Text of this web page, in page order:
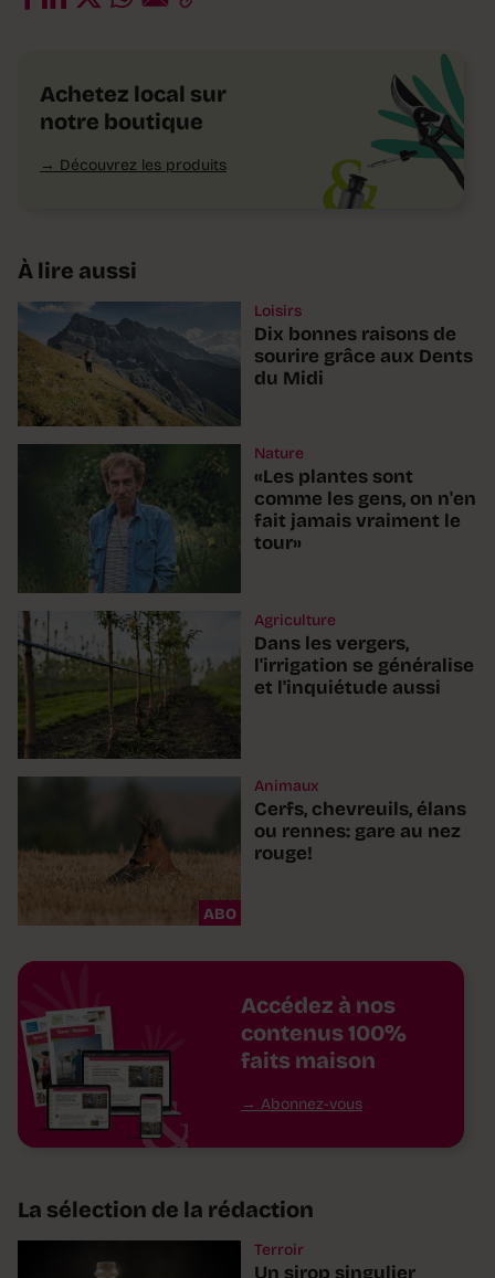
Achetez local sur
notre boutique
Découvrez les produits
À lire aussi
Loisirs
Dix bonnes raisons de
sourire grâce aux Dents
du Midi
Nature
«Les plantes sont
comme les gens, on n'en
fait jamais vraiment le
tour»
Agriculture
Dans les vergers,
l'irrigation se généralise
et l'inquiétude aussi
ABO
Animaux
Cerfs, chevreuils, élans
ou rennes: gare au nez
rouge!
Accédez à nos
contenus 100%
faits maison
Abonnez-vous
La sélection de la rédaction
Terroir
Un sirop singulier